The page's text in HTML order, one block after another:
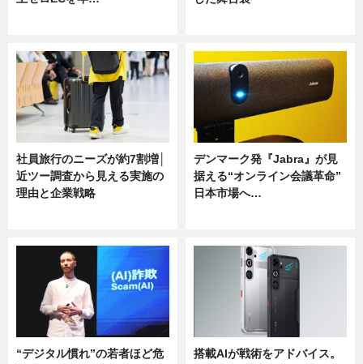
社員旅行のニーズが約7割増│
近ツー調査から見える実施の
理由と企業戦略
デンマーク発『Jabra』が見
据える“オンライン会議革命”
日本市場へ…
“デジタル慣れ”の若者ほど危
搭載AIが戦術をアドバイス。